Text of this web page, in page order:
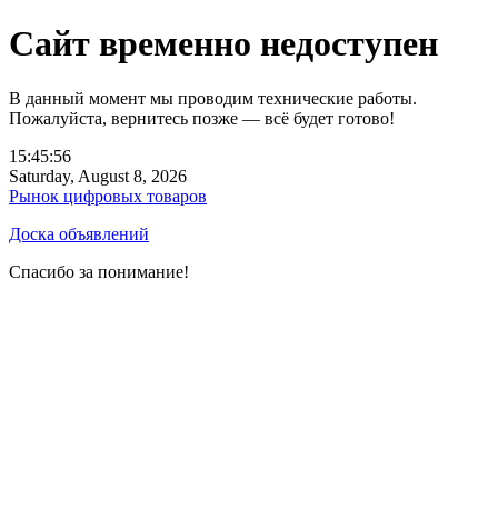
Сайт временно недоступен
В данный момент мы проводим технические работы.
Пожалуйста, вернитесь позже — всё будет готово!
15:45:56
Saturday, August 8, 2026
Рынок цифровых товаров
Доска объявлений
Спасибо за понимание!